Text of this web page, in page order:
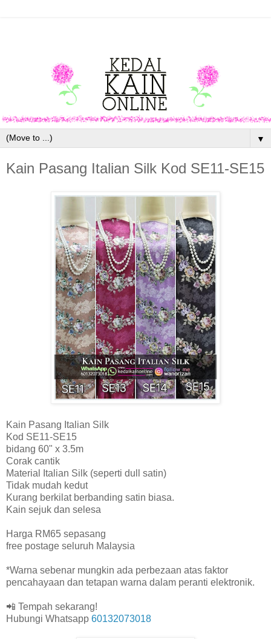
▼
Kain Pasang Italian Silk Kod SE11-SE15
Kain Pasang Italian Silk
Kod SE11-SE15
bidang 60" x 3.5m
Corak cantik
Material Italian Silk (seperti dull satin)
Tidak mudah kedut
Kurang berkilat berbanding satin biasa.
Kain sejuk dan selesa
Harga RM65 sepasang
free postage seluruh Malaysia
*Warna sebenar mungkin ada perbezaan atas faktor
pencahayaan dan tetapan warna dalam peranti elektronik.
📲 Tempah sekarang!
Hubungi Whatsapp 60132073018